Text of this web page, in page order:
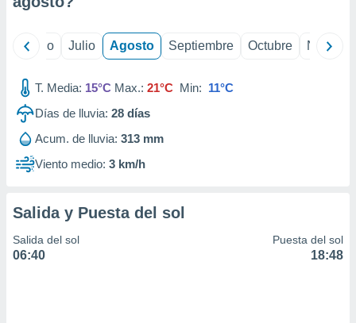
mediante
publicidad
publicidad
1199
Junio Julio Agosto Septiembre Octubre
T. Media: 15°C Max.: 21°C Min: 11°C
Días de lluvia: 28 días
Acum. de lluvia: 313 mm
Viento medio: 3 km/h
Salida y Puesta del sol
Salida del sol
06:40
Puesta del sol
18:48